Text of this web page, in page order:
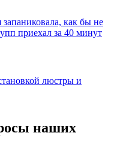
запаниковала, как бы не
приехал за 40 минут
люстры и
наших